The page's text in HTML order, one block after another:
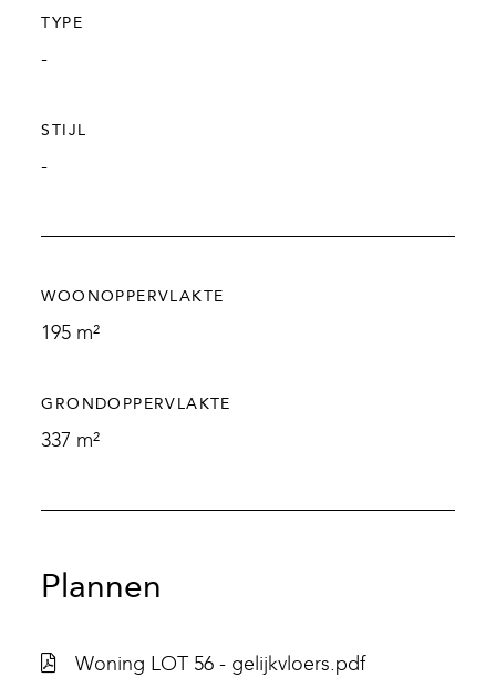
TYPE
-
STIJL
-
WOONOPPERVLAKTE
195 m²
GRONDOPPERVLAKTE
337 m²
Plannen
Woning LOT 56 - gelijkvloers.pdf